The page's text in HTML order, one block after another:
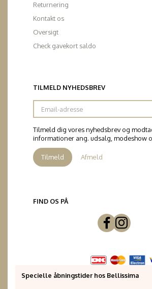
Returnering
Kontakt os
Oversigt
Check gavekort saldo
TILMELD NYHEDSBREV
Email-
adresse
Tilmeld dig vores nyhedsbrev og
informationer ang. udsalg, modeshow
Tilmeld Afmeld
FIND OS PÅ
Specielle åbningstider hos Bellissima